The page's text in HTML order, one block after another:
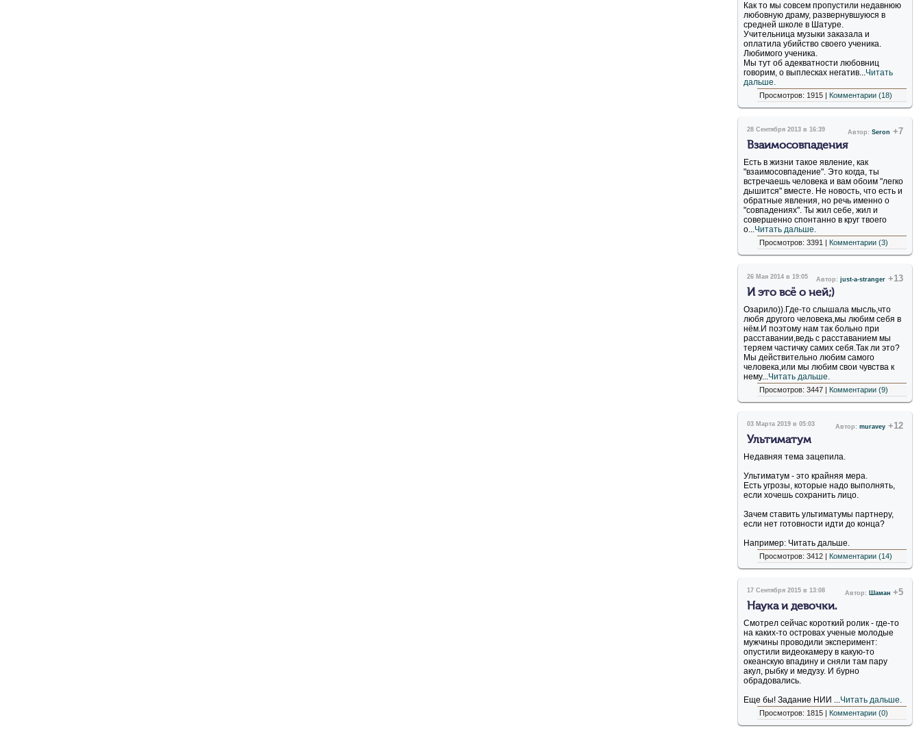
Как то мы совсем пропустили недавнюю
любовную драму, развернувшуюся в
средней школе в Шатуре.
Учительница музыки заказала и
оплатила убийство своего ученика.
Любимого ученика.
Мы тут об адекватности любовниц
говорим, о выплесках негатив...Читать
дальше.
Просмотров: 1915 | Комментарии (18)
28 Сентября 2013 в 16:39 Автор: Seron +7
Взаимосовпадения
Есть в жизни такое явление, как
"взаимосовпадение". Это когда, ты
встречаешь человека и вам обоим "легко
дышится" вместе. Не новость, что есть и
обратные явления, но речь именно о
"совпадениях". Ты жил себе, жил и
совершенно спонтанно в круг твоего
о...Читать дальше.
Просмотров: 3391 | Комментарии (3)
26 Мая 2014 в 19:05 Автор: just-a-stranger+13
И это всё о ней;)
Озарило)).Где-то слышала мысль,что
любя другого человека,мы любим себя в
нём.И поэтому нам так больно при
расставании,ведь с расставанием мы
теряем частичку самих себя.Так ли это?
Мы действительно любим самого
человека,или мы любим свои чувства к
нему...Читать дальше.
Просмотров: 3447 | Комментарии (9)
03 Марта 2019 в 05:03 Автор: muravey+12
Ультиматум
Недавняя тема зацепила.
Ультиматум - это крайняя мера.
Есть угрозы, которые надо выполнять,
если хочешь сохранить лицо.
Зачем ставить ультиматумы партнеру,
если нет готовности идти до конца?
Например: Читать дальше.
Просмотров: 3412 | Комментарии (14)
17 Сентября 2015 в 13:08 Автор: Шаман+5
Наука и девочки.
Смотрел сейчас короткий ролик - где-то
на каких-то островах ученые молодые
мужчины проводили эксперимент:
опустили видеокамеру в какую-то
океанскую впадину и сняли там пару
акул, рыбку и медузу. И бурно
обрадовались.
Еще бы! Задание НИИ ...Читать дальше.
Просмотров: 1815 | Комментарии (0)